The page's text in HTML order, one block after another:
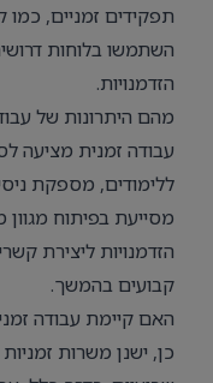
תפקידים זמניים, כמו
השתמשו בלוחות
הזדמנויות.
מהם היתרונות של
עבודה זמנית מציעה
ללימודים, מספקת
מסייעת בפיתוח מגוון
הזדמנויות ליצירת
קבועים בהמשך.
האם קיימת עבודה
כן, ישנן משרות